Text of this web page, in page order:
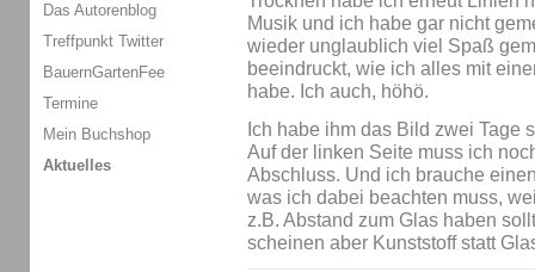
Musik und ich habe gar nicht
wieder unglaublich viel Spaß
beeindruckt, wie ich alles mit
habe. Ich auch, höhö.
Ich habe ihm das Bild zwei Tage
Auf der linken Seite muss ich
Abschluss. Und ich brauche
was ich dabei beachten muss,
z.B. Abstand zum Glas haben
scheinen aber Kunststoff statt
Das Autorenblog
Treffpunkt Twitter
BauernGartenFee
Termine
Mein Buchshop
Aktuelles